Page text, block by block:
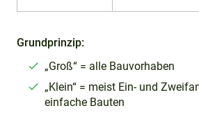
Grundprinzip:
„Groß“ = alle Bauvorhaben
„Klein“ = meist Ein- und
einfache Bauten